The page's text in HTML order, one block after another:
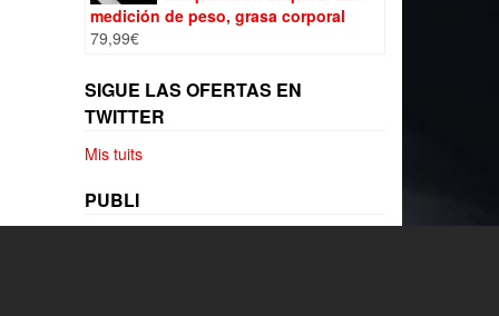
medición de peso, grasa corporal
79,99€
SIGUE LAS OFERTAS EN
TWITTER
Mis tuits
PUBLI